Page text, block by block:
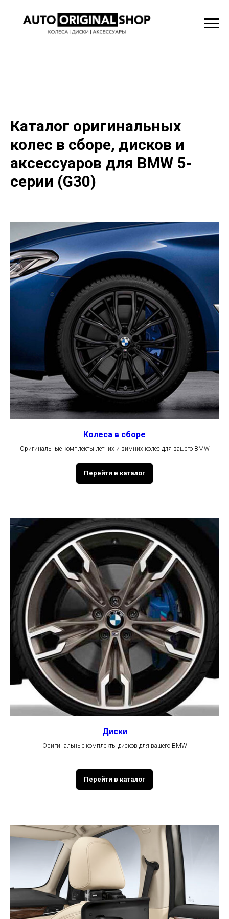
Каталог оригинальных
колес в сборе, дисков и
аксессуаров для BMW 5-
серии (G30)
Колеса в сборе
Оригинальные комплекты летних и зимних колес для вашего BMW
Перейти в каталог
Диски
Оригинальные комплекты дисков для вашего BMW
Перейти в каталог